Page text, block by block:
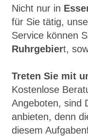
Nicht nur in
für Sie tätig,
Service können
Ruhrgebiert,
Treten Sie mit
Kostenlose
Angeboten, sind
anbieten, denn
diesem